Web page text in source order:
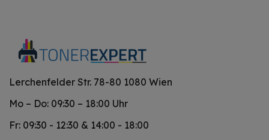
Lerchenfelder Str. 78-80 1080 Wien
Mo – Do: 09:30 – 18:00 Uhr
Fr: 09:30 - 12:30 & 14:00 - 18:00